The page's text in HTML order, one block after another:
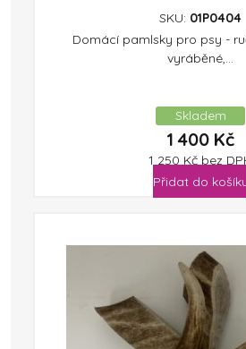
SKU: 01P0404
Domácí pamlsky pro psy -
vyráběné,...
Skladem
1 400 Kč
1 250 Kč bez
Přidat do